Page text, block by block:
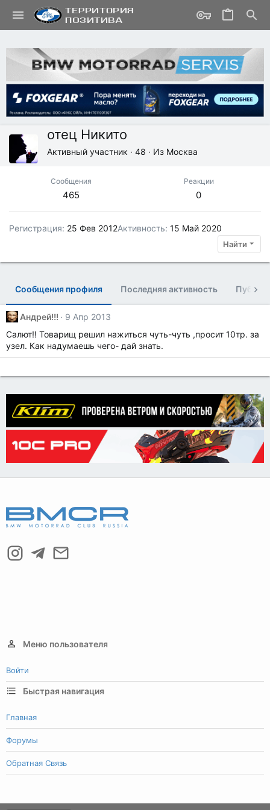
отец Никито
Активный участник · 48 · Из Москва
Сообщения
465
Реакции
0
Регистрация 25 Фев 2012Активность 15 Май 2020
Найти
Сообщения профиля Последняя активность
Андрей!!!
9 Апр 2013
Салют!! Товарищ решил нажиться чуть-чуть ,просит 10тр. за
узел. Как надумаешь чего- дай знать.
Меню пользователя
Войти
Быстрая навигация
Главная
Форумы
Обратная Связь